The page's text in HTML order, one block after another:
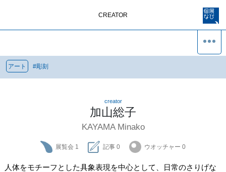
CREATOR
アート #彫刻
creator
加山総子
KAYAMA Minako
展覧会 1 記事 0 ウオッチャー 0
人体をモチーフとした具象表現を中心として、日常のさりげな